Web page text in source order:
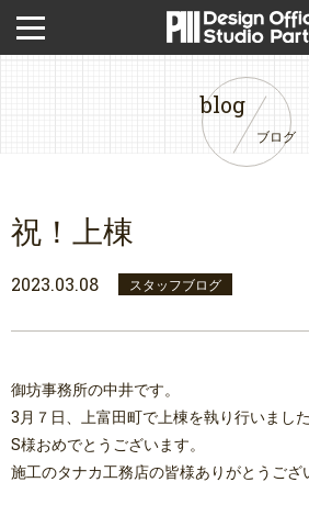
ブログ
blog
祝！上棟
2023.03.08 スタッフブログ
御坊事務所の中井です。
3月７日、上富田町で上棟を執り行いました
S様おめでとうございます。
施工のタナカ工務店の皆様ありがとうござ